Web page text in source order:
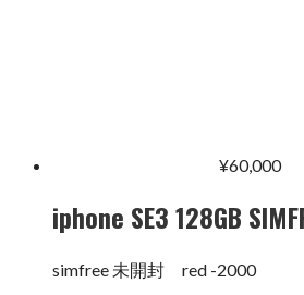
¥60,000
iphone SE3 128GB
simfree 未開封 red -2000